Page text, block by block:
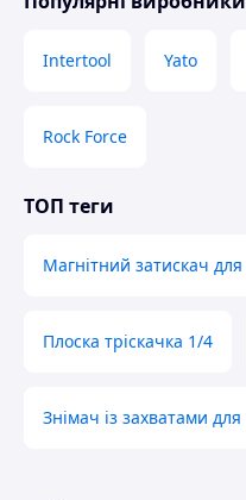
Intertool Yato
Rock Force
ТОП теги
Магнітний затискач
Плоска тріскачка 1/4
Знімач із захватами